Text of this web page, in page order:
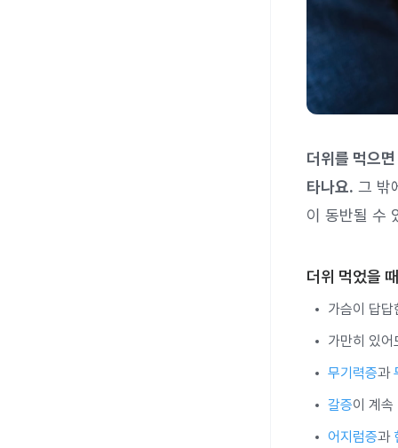
더위를 먹으면
타나요. 그 밖
이 동반될 수
더위 먹었을
가슴이 답
가만히 있
무기력증과
갈증이 계속
어지럼증과